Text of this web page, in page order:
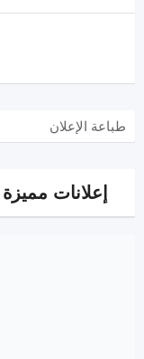
طباعة الإعلان
إعلانات مميزة